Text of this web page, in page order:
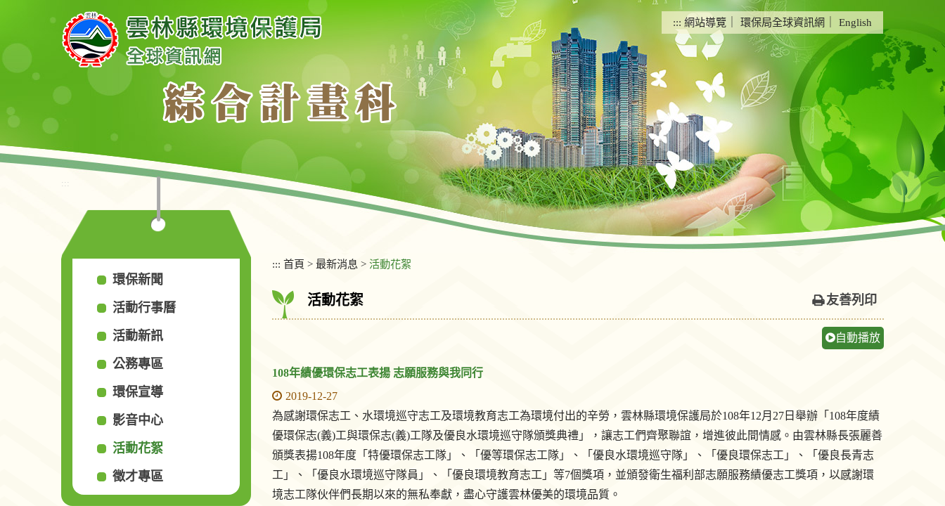
要
內
塊
::: 網站導覽 環保局全球資訊網 English
:::
環保新聞
活動行事曆
活動新訊
公務專區
環保宣導
影音中心
活動花絮
徵才專區
::: 首頁 > 最新消息 > 活動花絮
活動花絮 友善列印
自動播放
108年績優環保志工表揚 志願服務與我同行
2019-12-27
為感謝環保志工、水環境巡守志工及環境教育志工為環境付出的辛勞，雲林縣環境保護局於108年12月27日舉辦「108年度績
優環保志(義)工與環保志(義)工隊及優良水環境巡守隊頒獎典禮」，讓志工們齊聚聯誼，增進彼此間情感。由雲林縣長張麗善
頒獎表揚108年度「特優環保志工隊」、「優等環保志工隊」、「優良水環境巡守隊」、「優良環保志工」、「優良長青志
工」、「優良水環境巡守隊員」、「優良環境教育志工」等7個獎項，並頒發衛生福利部志願服務績優志工獎項，以感謝環
境志工隊伙伴們長期以來的無私奉獻，盡心守護雲林優美的環境品質。